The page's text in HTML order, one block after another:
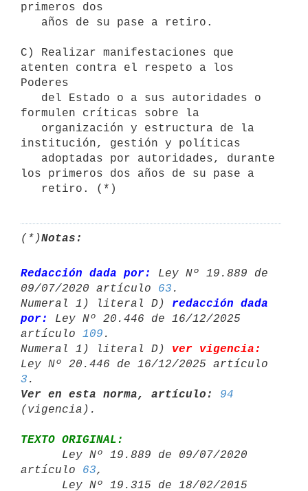
primeros dos
C) Realizar manifestaciones que
atenten contra el respeto a los
Poderes
formulen críticas sobre la
institución, gestión y políticas
los primeros dos años de su pase a
   retiro. (*)
(*)Notas:
Redacción dada por:
Ley Nº 19.889 de
09/07/2020 artículo 63 .
Numeral 1) literal D) redacción dada
por:
Ley Nº 20.446 de 16/12/2025
artículo 109 .
Numeral 1) literal D) ver vigencia:
Ley Nº 20.446 de 16/12/2025 artículo
3
Ver en esta norma, artículo:
94
TEXTO ORIGINAL:
artículo 63,